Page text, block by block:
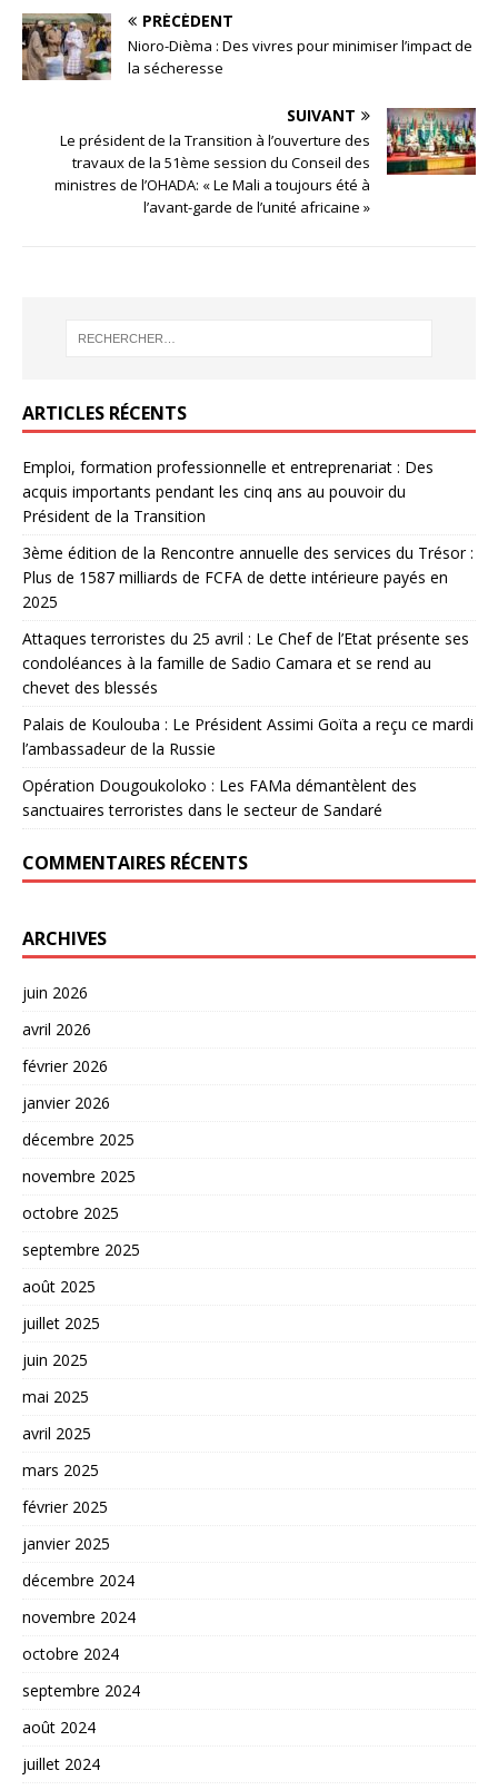
PRÉCÉDENT
Nioro-Dièma : Des vivres pour minimiser l’impact de
la sécheresse
SUIVANT
Le président de la Transition à l’ouverture des
travaux de la 51ème session du Conseil des
ministres de l’OHADA: « Le Mali a toujours été à
l’avant-garde de l’unité africaine »
ARTICLES RÉCENTS
Emploi, formation professionnelle et entreprenariat : Des
acquis importants pendant les cinq ans au pouvoir du
Président de la Transition
3ème édition de la Rencontre annuelle des services du Trésor :
Plus de 1587 milliards de FCFA de dette intérieure payés en
2025
Attaques terroristes du 25 avril : Le Chef de l’Etat présente ses
condoléances à la famille de Sadio Camara et se rend au
chevet des blessés
Palais de Koulouba : Le Président Assimi Goïta a reçu ce mardi
l’ambassadeur de la Russie
Opération Dougoukoloko : Les FAMa démantèlent des
sanctuaires terroristes dans le secteur de Sandaré
COMMENTAIRES RÉCENTS
ARCHIVES
juin 2026
avril 2026
février 2026
janvier 2026
décembre 2025
novembre 2025
octobre 2025
septembre 2025
août 2025
juillet 2025
juin 2025
mai 2025
avril 2025
mars 2025
février 2025
janvier 2025
décembre 2024
novembre 2024
octobre 2024
septembre 2024
août 2024
juillet 2024